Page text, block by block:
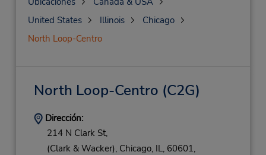
United States
Illinois
Chicago
North Loop-Centro
North Loop-Centro (C2G)
Dirección:
214 N Clark St,
(Clark & Wacker), Chicago, IL, 60601,